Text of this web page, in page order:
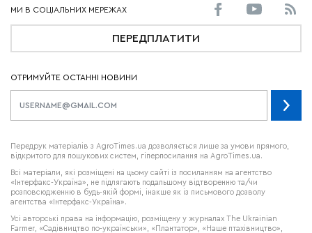
ПЕРЕДПЛАТИТИ
ОТРИМУЙТЕ ОСТАННІ НОВИНИ
Передрук матеріалів з AgroTimes.ua дозволяється лише за умови прямого,
відкритого для пошукових систем, гіперпосилання на AgroTimes.ua.
Всі матеріали, які розміщені на цьому сайті із посиланням на агентство
«Інтерфакс-Україна», не підлягають подальшому відтворенню та/чи
розповсюдженню в будь-якій формі, інакше як із письмового дозволу
агентства «Інтерфакс-Україна».
Усі авторські права на інформацію, розміщену у журналах The Ukrainian
Farmer, «Садівництво по-українськи», «Плантатор», «Наше птахівництво»,